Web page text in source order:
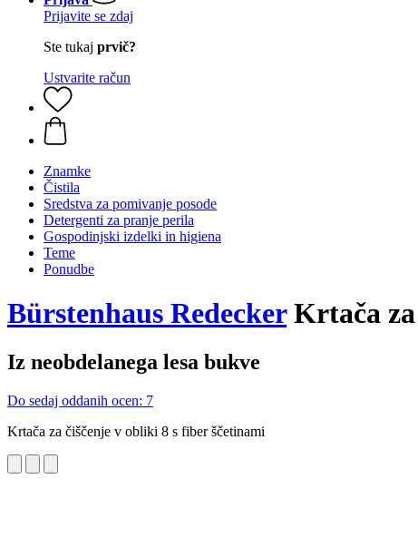
Prijavite se zdaj
Ste tukaj prvič?
Ustvarite račun
Znamke
Čistila
Sredstva za pomivanje posode
Detergenti za pranje perila
Gospodinjski izdelki in higiena
Teme
Ponudbe
Bürstenhaus RedeckerKrtača za
Iz neobdelanega lesa bukve
Do sedaj oddanih ocen: 7
Krtača za čiščenje v obliki 8 s fiber ščetinami